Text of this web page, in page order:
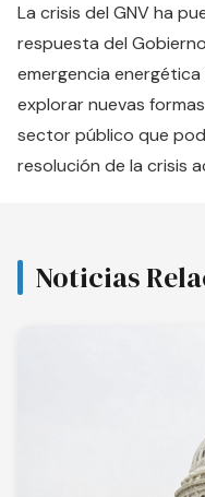
La crisis del GNV ha
respuesta del
emergencia
explorar nuevas
sector público que
resolución de la crisis
Noticias